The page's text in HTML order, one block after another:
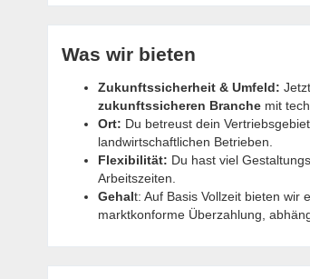
Was wir bieten
Zukunftssicherheit & Umfeld:
zukunftssicheren Branche mit
Ort: Du betreust dein
landwirtschaftlichen Betrieben.
Flexibilität: Du hast viel
Arbeitszeiten.
Gehalt: Auf Basis Vollzeit bieten wir
marktkonforme Überzahlung,